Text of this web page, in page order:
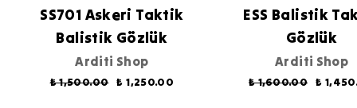
SS701 Askeri Taktik
Balistik Gözlük
Arditi Shop
₺ 1,500.00 ₺ 1,250.00
ESS Balistik
Gözlük
Arditi Shop
₺ 1,600.00 ₺